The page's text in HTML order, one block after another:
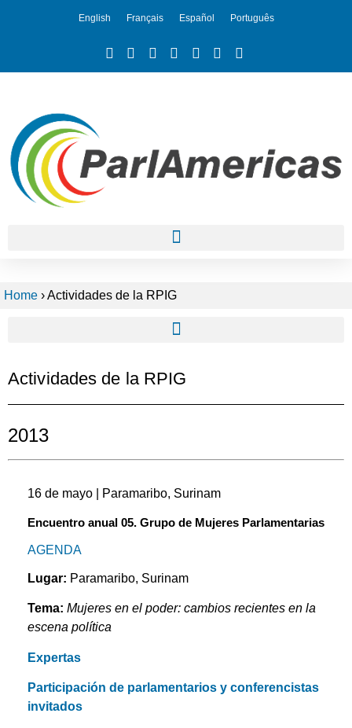
English Français Español Português
Home ›Actividades de la RPIG
Actividades de la RPIG
2013
16 de mayo | Paramaribo, Surinam
Encuentro anual 05. Grupo de Mujeres Parlamentarias
AGENDA
Lugar: Paramaribo, Surinam
Tema: Mujeres en el poder: cambios recientes en la
escena política
Expertas
Participación de parlamentarios y conferencistas
invitados